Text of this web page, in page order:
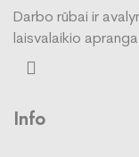
Darbo rūbai ir
laisvalaikio
Info